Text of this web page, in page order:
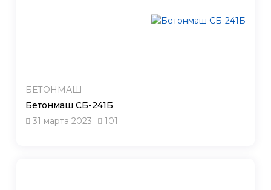
БЕТОНМАШ
Бетонмаш СБ-241Б
31 марта 2023
101